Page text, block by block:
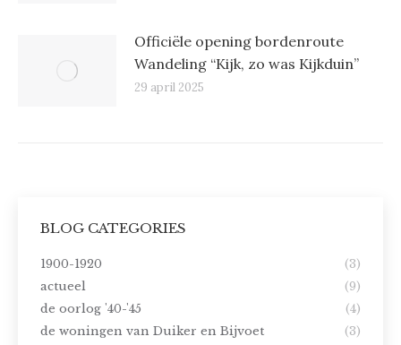
Officiële opening bordenroute
Wandeling “Kijk, zo was Kijkduin”
29 april 2025
BLOG CATEGORIES
1900-1920
(3)
actueel
(9)
de oorlog '40-'45
(4)
de woningen van Duiker en Bijvoet
(3)